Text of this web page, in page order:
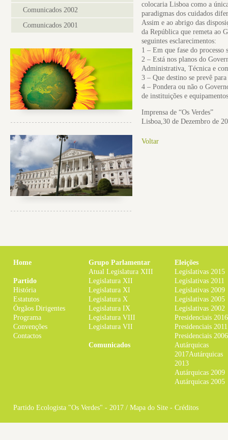
Comunicados 2002
Comunicados 2001
colocaria Lisboa como a
paradigmas dos cuidados
Assim e ao abrigo das
da República que remeta ao
seguintes esclarecimentos:
1 – Em que fase do
2 – Está nos planos do
Administrativa, Técnica e
3 – Que destino se prevê
4 – Pondera ou não o
de instituições e
Imprensa de “Os Verdes”
Lisboa,30 de Dezembro de
Voltar
Home
Partido
História
Estatutos
Órgãos Dirigentes
Programa
Convenções
Contactos
Grupo Parlamentar
Atual Legislatura XIII
Legislatura XII
Legislatura XI
Legislatura X
Legislatura IX
Legislatura VIII
Legislatura VII
Comunicados
Eleições
Legislativas 2015
Legislativas 2011
Legislativas 2009
Legislativas 2005
Legislativas 2002
Presidenciais 2016
Presidenciais 2011
Presidenciais 2006
Autárquicas
2017Autárquicas
2013
Autárquicas 2009
Autárquicas 2005
Partido Ecologista "Os Verdes" - 2017 / Mapa do Site - Créditos